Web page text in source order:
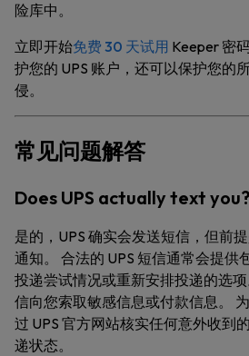
险库中。
立即开始免费 30 天试用 Keeper 密
护您的 UPS 账户，还可以保护您的
侵。
常见问题解答
Does UPS actually text you?
是的，UPS 确实会发送短信，但前
通知。 合法的 UPS 短信通常会提供
投递尝试情况或重新安排投递的选
信向您索取敏感信息或付款信息。
过 UPS 官方网站核实任何意外收到
递状态。